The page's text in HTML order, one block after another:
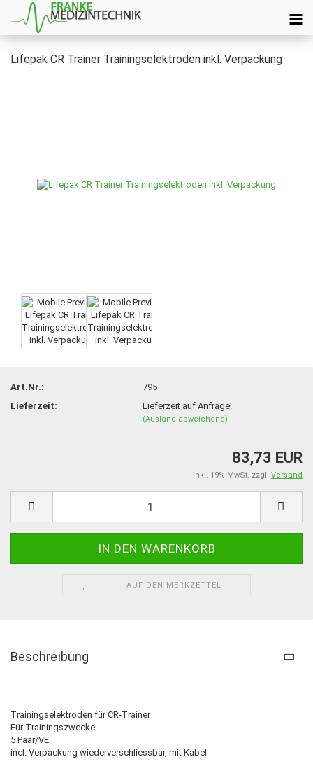
Lifepak CR Trainer Trainingselektroden inkl. Verpackung
Art.Nr.:
795
Lieferzeit:
Lieferzeit auf Anfrage!
(Ausland abweichend)
83,73 EUR
inkl. 19% MwSt. zzgl. Versand
AUF DEN MERKZETTEL
Beschreibung
Trainingselektroden für CR-Trainer
Für Trainingszwecke
5 Paar/VE
incl. Verpackung wiederverschliessbar, mit Kabel